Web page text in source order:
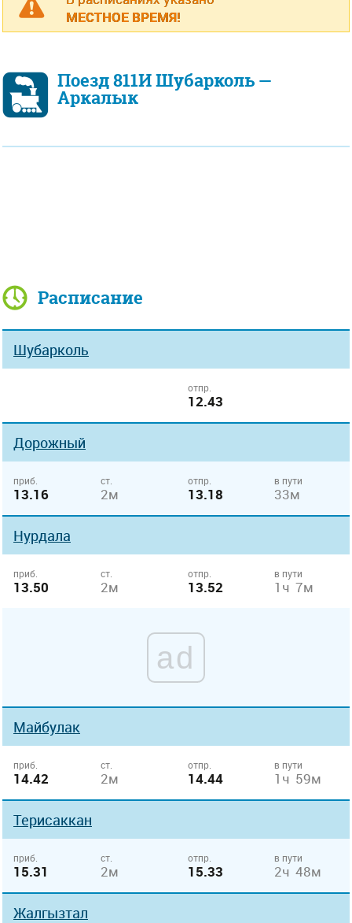
МЕСТНОЕ ВРЕМЯ!
Поезд 811И Шубарколь —
Аркалык
Расписание
Шубарколь
отпр.
12.43
Дорожный
приб.
13.16
ст.
2м
отпр.
13.18
в пути
33м
Нурдала
приб.
13.50
ст.
2м
отпр.
13.52
в пути
1ч 7м
ad
Майбулак
приб.
14.42
ст.
2м
отпр.
14.44
в пути
1ч 59м
Терисаккан
приб.
15.31
ст.
2м
отпр.
15.33
в пути
2ч 48м
Жалгызтал